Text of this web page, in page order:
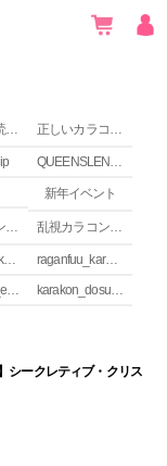
お知らせ必読 (NEWS) 正しいカラコンの使い方
QUEENSLENS Affiliate Program
新年イベント
韓国カラコンguide 乱視カラコンの安全性
toric_zenshoku_review
raganfuu_karakon_erabikata
karakon_bc_erabikata karakon_dosuu_erabikata
シークレティブ・クリス